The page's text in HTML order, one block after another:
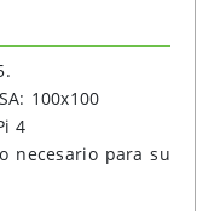
100x100
4
necesario para su